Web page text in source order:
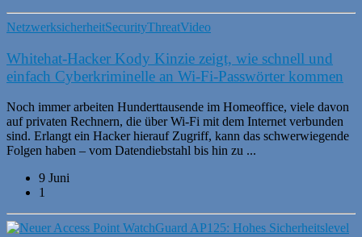
NetzwerksicherheitSecurityThreatVideo
Whitehat-Hacker Kody Kinzie zeigt, wie schnell und
einfach Cyberkriminelle an Wi-Fi-Passwörter kommen
Noch immer arbeiten Hunderttausende im Homeoffice, viele davon
auf privaten Rechnern, die über Wi-Fi mit dem Internet verbunden
sind. Erlangt ein Hacker hierauf Zugriff, kann das schwerwiegende
Folgen haben – vom Datendiebstahl bis hin zu ...
9 Juni
1